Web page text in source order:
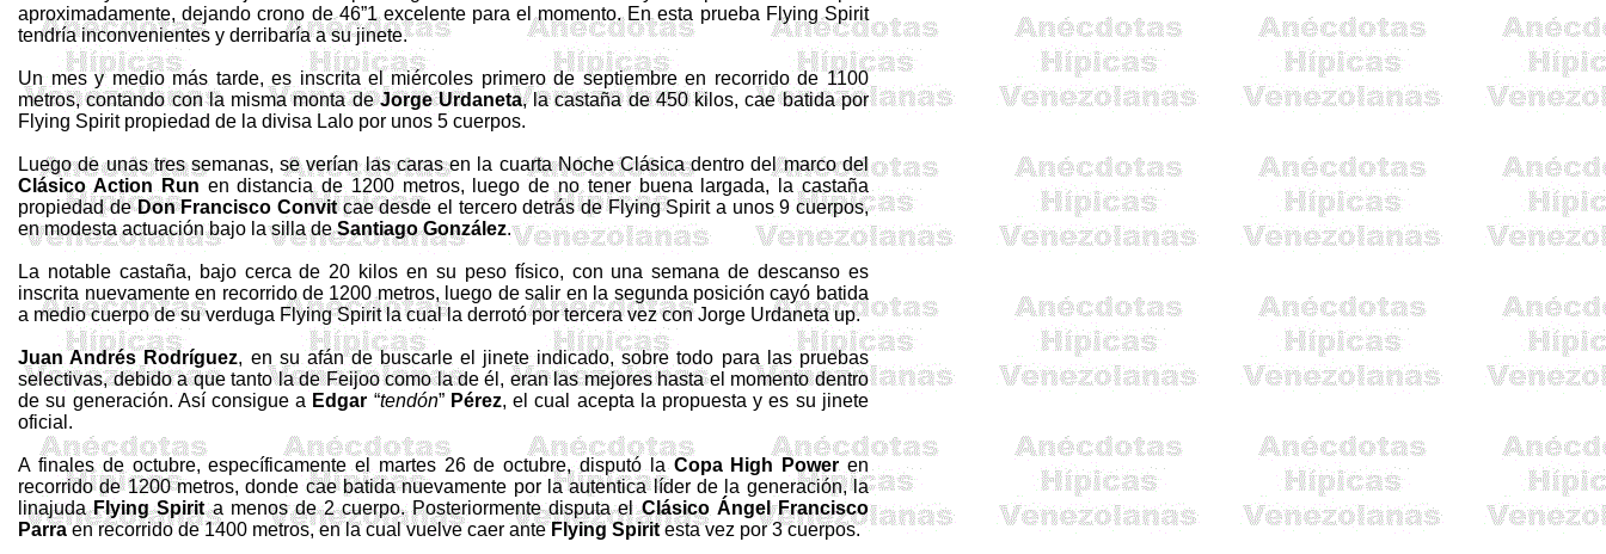
aproximadamente,dejando crono de 46”1excelente para elmomento. Enesta prueba Flying Spirit
tendría inconvenientes yderribaríaasu jinete.
Un mes y medio más tarde, es inscrita el miércoles primero de septiembre en recorrido de1100
metros, contando con la misma monta deJorgeUrdaneta, la castaña de 450 kilos, cae batida por
Flying Spiritpropiedad de la divisa Lalo por unos 5 cuerpos.
Luego de unas tres semanas, se verían las caras en la cuarta Noche Clásica dentro del marco del
ClásicoAction Run en distancia de 1200 metros, luego de no tener buena largada, la castaña
propiedad deDon Francisco Convitcae desde el tercero detrás deFlying Spirita unos 9 cuerpos,
en modesta actuación bajo la silla deSantiago González.
La notable castaña, bajo cerca de 20 kilos en su peso físico, con una semana de descanso es
inscrita nuevamente en recorrido de 1200 metros, luego de salir en la segunda posición cayó batida
a medio cuerpo de suverduga Flying Spiritla cual la derrotó por tercera vez con Jorge Urdanetaup.
Juan Andrés Rodríguez, en su afán de buscarle el jinete indicado, sobre todo para las pruebas
selectivas, debido a que tanto la de Feijoo como la de él, eran las mejores hasta el momento dentro
de su generación. Así consigue a Edgar “tendón” Pérez, el cual acepta la propuesta y es su jinete
oficial.
A finales de octubre, específicamente el martes 26 de octubre, disputó la Copa High Poweren
recorrido de1200 metros, donde cae batida nuevamente por la autentica líder de la generación, la
linajudaFlying Spirita menos de 2 cuerpo. Posteriormente disputa elClásico Ángel Francisco
Parraen recorrido de1400 metros, en la cual vuelve caer anteFlying Spiritesta vez por 3 cuerpos.